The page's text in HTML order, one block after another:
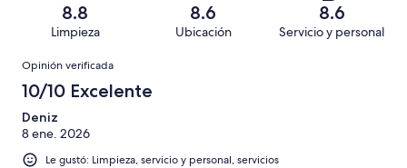
opiniones
opiniones
de
362
opiniones
Basada
13
de
opiniones
Terrible.
Basada
de
362
opiniones
8.8
Limpieza
8.6
Ubicación
8.6
Servicio y personal
Opiniones
Opinión verificada
10/10 Excelente
Deniz
8 ene. 2026
Le gustó: Limpieza, servicio y personal, servicios